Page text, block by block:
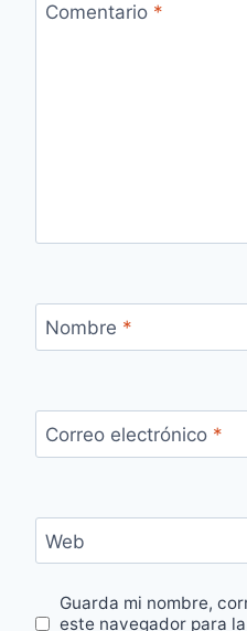
Comentario *
Nombre *
Correo electrónico *
Web
Guarda mi nombre,
este navegador para